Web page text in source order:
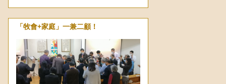
「牧會+家庭」一兼二顧！